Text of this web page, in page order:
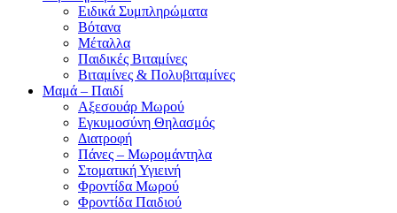
Ειδικά Συμπληρώματα
Βότανα
Μέταλλα
Παιδικές Βιταμίνες
Βιταμίνες & Πολυβιταμίνες
Μαμά – Παιδί
Αξεσουάρ Μωρού
Εγκυμοσύνη Θηλασμός
Διατροφή
Πάνες – Μωρομάντηλα
Στοματική Υγιεινή
Φροντίδα Μωρού
Φροντίδα Παιδιού